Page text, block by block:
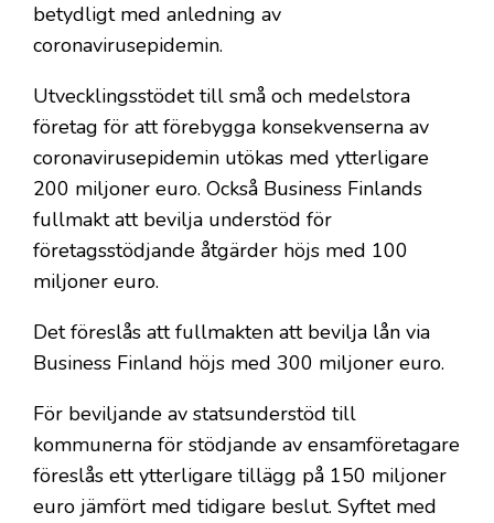
betydligt med anledning av
coronavirusepidemin.
Utvecklingsstödet till små och medelstora
företag för att förebygga konsekvenserna av
coronavirusepidemin utökas med ytterligare
200 miljoner euro. Också Business Finlands
fullmakt att bevilja understöd för
företagsstödjande åtgärder höjs med 100
miljoner euro.
Det föreslås att fullmakten att bevilja lån via
Business Finland höjs med 300 miljoner euro.
För beviljande av statsunderstöd till
kommunerna för stödjande av ensamföretagare
föreslås ett ytterligare tillägg på 150 miljoner
euro jämfört med tidigare beslut. Syftet med